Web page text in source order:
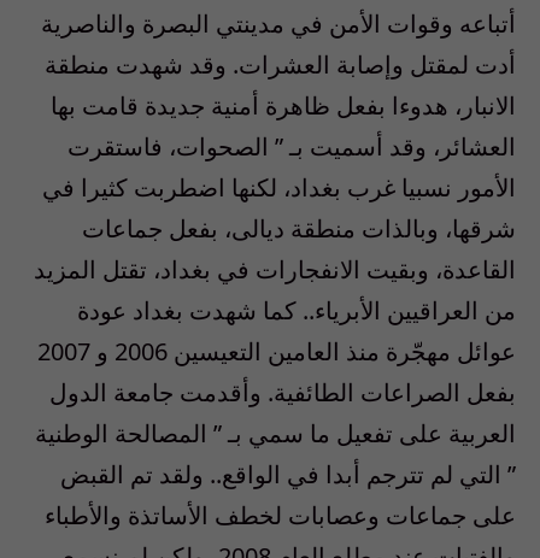
أتباعه وقوات الأمن في مدينتي البصرة والناصرية
أدت لمقتل وإصابة العشرات. وقد شهدت منطقة
الانبار، هدوءا بفعل ظاهرة أمنية جديدة قامت بها
العشائر، وقد أسميت بـ ” الصحوات، فاستقرت
الأمور نسبيا غرب بغداد، لكنها اضطربت كثيرا في
شرقها، وبالذات منطقة ديالى، بفعل جماعات
القاعدة، وبقيت الانفجارات في بغداد، تقتل المزيد
من العراقيين الأبرياء.. كما شهدت بغداد عودة
عوائل مهجّرة منذ العامين التعيسين 2006 و 2007
بفعل الصراعات الطائفية. وأقدمت جامعة الدول
العربية على تفعيل ما سمي بـ ” المصالحة الوطنية
” التي لم تترجم أبدا في الواقع.. ولقد تم القبض
على جماعات وعصابات لخطف الأساتذة والأطباء